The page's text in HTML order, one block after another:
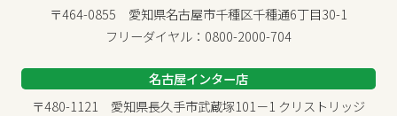
〒464-0855 愛知県名古屋市千種区千種通6丁目30-1
フリーダイヤル：0800-2000-704
名古屋インター店
〒480-1121 愛知県長久手市武蔵塚101－1 クリストリッジ